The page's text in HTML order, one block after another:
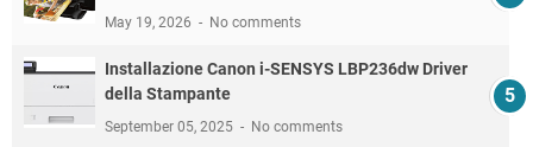
May 19, 2026 No comments
Installazione Canon i-SENSYS LBP236dw Driver
della Stampante
September 05, 2025 No comments